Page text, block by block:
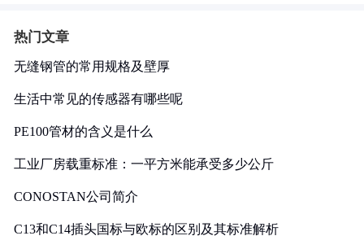
热门文章
无缝钢管的常用规格及壁厚
生活中常见的传感器有哪些呢
PE100管材的含义是什么
工业厂房载重标准：一平方米能承受多少公斤
CONOSTAN公司简介
C13和C14插头国标与欧标的区别及其标准解析